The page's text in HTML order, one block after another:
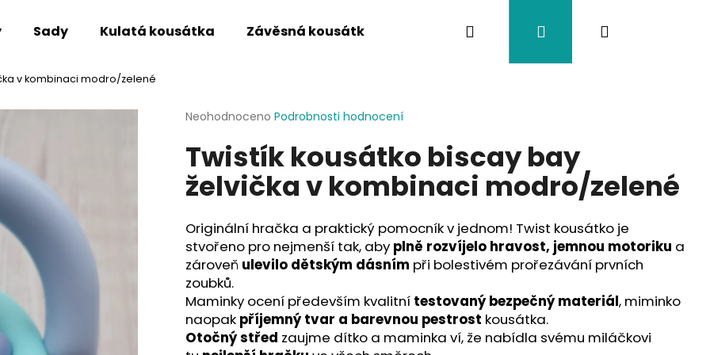
Sady Kulatá kousátka Závěsná kousátka Závěsy na kočárek Twistík kousátka
Hledat PřihlášeníNákupní
v kombinaci modro/zelené
Průměrné
produktu
0,0
z
hvězdiček.
Neohodnoceno Podrobnosti hodnocení
Twistík kousátko biscay bay
želvička v kombinaci modro/zelené
Originální hračka a praktický pomocník v jednom! Twist kousátko je
stvořeno pro nejmenší tak, aby plně rozvíjelo hravost, jemnou motoriku a
zároveň ulevilo dětským dásním při bolestivém prořezávání prvních
zoubků.
Maminky ocení především kvalitní testovaný bezpečný materiál, miminko
naopak příjemný tvar a barevnou pestrost kousátka.
Otočný střed zaujme dítko a maminka ví, že nabídla svému miláčkovi
Co potřebujete najít?
HLEDAT
Doporučujeme